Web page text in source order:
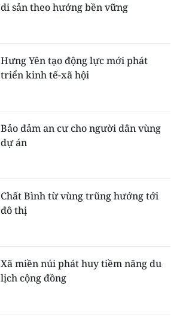
di sản theo hướng bền vững
Hưng Yên tạo động lực mới phát
triển kinh tế-xã hội
Bảo đảm an cư cho người dân vùng
dự án
Chất Bình từ vùng trũng hướng tới
đô thị
Xã miền núi phát huy tiềm năng du
lịch cộng đồng